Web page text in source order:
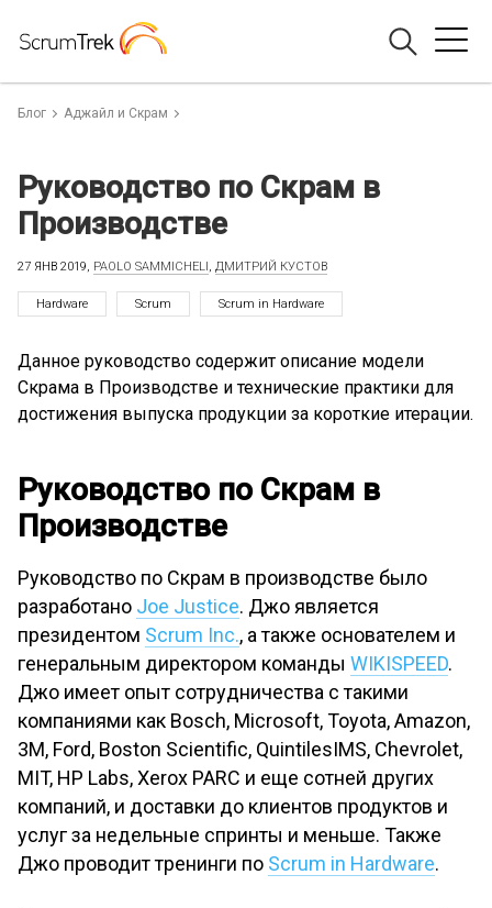
Блог Аджайл и Скрам
Руководство по Скрам в
Производстве
27 ЯНВ 2019, PAOLO SAMMICHELI, ДМИТРИЙ КУСТОВ
Hardware Scrum Scrum in Hardware
Данное руководство содержит описание модели
Скрама в Производстве и технические практики для
достижения выпуска продукции за короткие итерации.
Руководство по Скрам в
Производстве
Руководство по Скрам в производстве было
разработано Joe Justice. Джо является
президентом Scrum Inc., а также основателем и
генеральным директором команды WIKISPEED.
Джо имеет опыт сотрудничества с такими
компаниями как Bosch, Microsoft, Toyota, Amazon,
3M, Ford, Boston Scientific, QuintilesIMS, Chevrolet,
MIT, HP Labs, Xerox PARC и еще сотней других
компаний, и доставки до клиентов продуктов и
услуг за недельные спринты и меньше. Также
Джо проводит тренинги по Scrum in Hardware.